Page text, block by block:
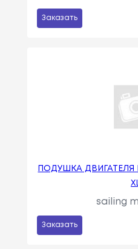
Заказать
ПОДУШКА ДВИГАТЕЛЯ
sailing
Заказать